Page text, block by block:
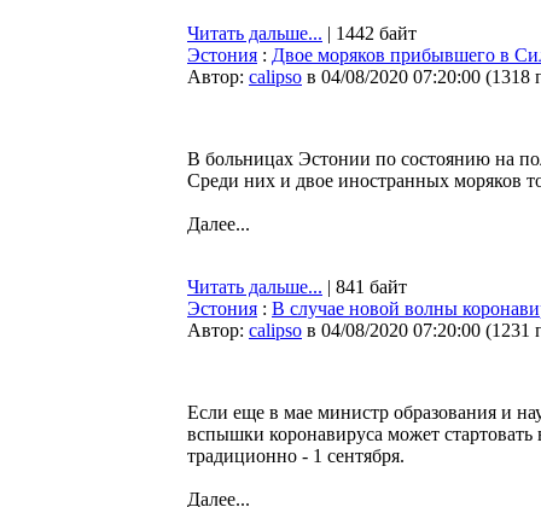
Читать дальше... | 1442 байт
Эстония : Двое моряков прибывшего в
Автор: calipso в 04/08/2020 07:20:00 (1318
В больницах Эстонии по состоянию на
Среди них и двое иностранных моряков
Далее...
Читать дальше... | 841 байт
Эстония : В случае новой волны
Автор: calipso в 04/08/2020 07:20:00 (1231
Если еще в мае министр образования и
вспышки коронавируса может стартовать
традиционно - 1 сентября.
Далее...